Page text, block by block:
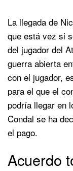
La llegada de
que está vez si
del jugador del
guerra abierta
con el jugador,
para el que el
podría llegar en
Condal se ha
el pago.
Acuerdo